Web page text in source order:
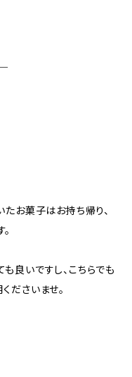
たお菓子はお持ち帰り、
良いですし、こちらでも
ださいませ。